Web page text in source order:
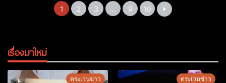
1 2 3 … 9 10
เรื่องมาใหม่
ตระเวนข่าว ตระเวนข่าว